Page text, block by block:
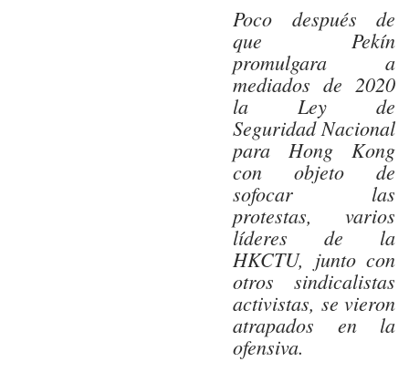
Poco después de
que Pekín
promulgara a
mediados de 2020
la Ley de
Seguridad Nacional
para Hong Kong
con objeto de
sofocar las
protestas, varios
líderes de la
HKCTU, junto con
otros sindicalistas
activistas, se vieron
atrapados en la
ofensiva.